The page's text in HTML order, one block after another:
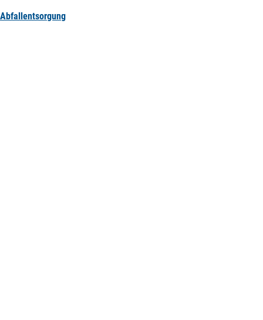
Abfallentsorgung